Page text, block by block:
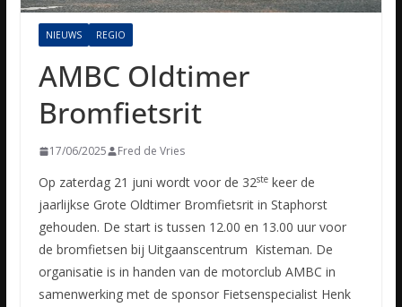
NIEUWS REGIO
AMBC Oldtimer
Bromfietsrit
17/06/2025 Fred de Vries
Op zaterdag 21 juni wordt voor de 32stekeer de
jaarlijkse Grote Oldtimer Bromfietsrit in Staphorst
gehouden. De start is tussen 12.00 en 13.00 uur voor
de bromfietsen bij Uitgaanscentrum Kisteman. De
organisatie is in handen van de motorclub AMBC in
samenwerking met de sponsor Fietsenspecialist Henk